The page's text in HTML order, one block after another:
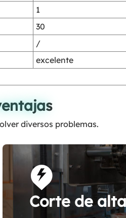
1
30
/
excelente
diversos problemas.
Corte de